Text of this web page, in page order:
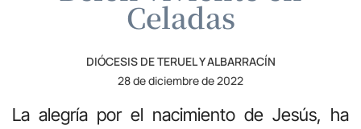
Celadas
DIÓCESIS DE TERUEL Y ALBARRACÍN
28 de diciembre de 2022
La alegría por el nacimiento de Jesús, ha